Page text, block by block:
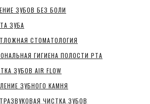
ЗУБОВ БЕЗ БОЛИ
ЗУБА
СТОМАТОЛОГИЯ
ГИГИЕНА ПОЛОСТИ РТА
ЗУБОВ AIR FLOW
ЗУБНОГО КАМНЯ
ЧИСТКА ЗУБОВ